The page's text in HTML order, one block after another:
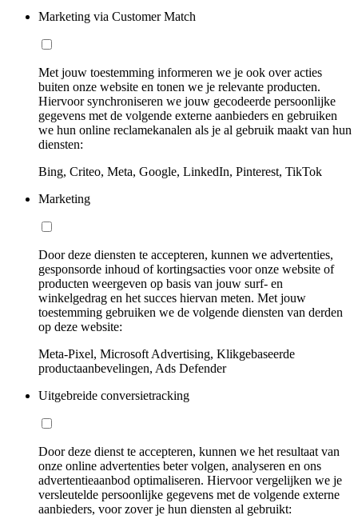
Marketing via Customer Match
Met jouw toestemming informeren we je ook over acties
buiten onze website en tonen we je relevante producten.
Hiervoor synchroniseren we jouw gecodeerde persoonlijke
gegevens met de volgende externe aanbieders en gebruiken
we hun online reclamekanalen als je al gebruik maakt van hun
diensten:
Bing, Criteo, Meta, Google, LinkedIn, Pinterest, TikTok
Marketing
Door deze diensten te accepteren, kunnen we advertenties,
gesponsorde inhoud of kortingsacties voor onze website of
producten weergeven op basis van jouw surf- en
winkelgedrag en het succes hiervan meten. Met jouw
toestemming gebruiken we de volgende diensten van derden
op deze website:
Meta-Pixel, Microsoft Advertising, Klikgebaseerde
productaanbevelingen, Ads Defender
Uitgebreide conversietracking
Door deze dienst te accepteren, kunnen we het resultaat van
onze online advertenties beter volgen, analyseren en ons
advertentieaanbod optimaliseren. Hiervoor vergelijken we je
versleutelde persoonlijke gegevens met de volgende externe
aanbieders, voor zover je hun diensten al gebruikt: